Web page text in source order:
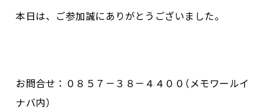
本日は、ご参加誠にありがとうございました。
お問合せ：０８５７－３８－４４００（メモワールイ
ナバ内）